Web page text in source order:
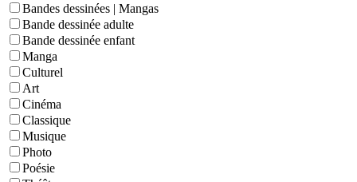
Bandes dessinées | Mangas
Bande dessinée adulte
Bande dessinée enfant
Manga
Culturel
Art
Cinéma
Classique
Musique
Photo
Poésie